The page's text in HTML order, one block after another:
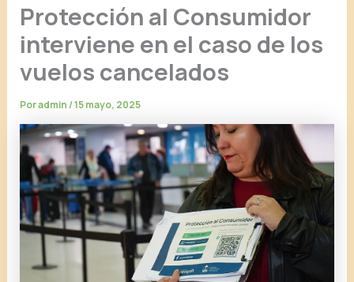
Protección al Consumidor
interviene en el caso de los
vuelos cancelados
Poradmin/15 mayo, 2025